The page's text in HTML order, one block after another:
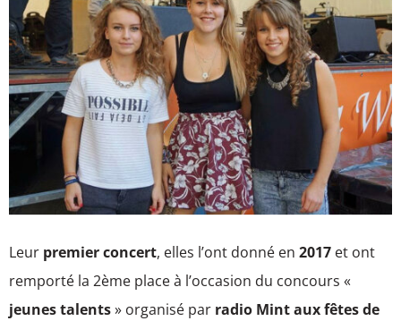
Leur premierconcert, elles l’ont donné en 2017 et ont
remporté la 2ème place à l’occasion du concours «
jeunes talents» organisé par radio Mint aux fêtes de